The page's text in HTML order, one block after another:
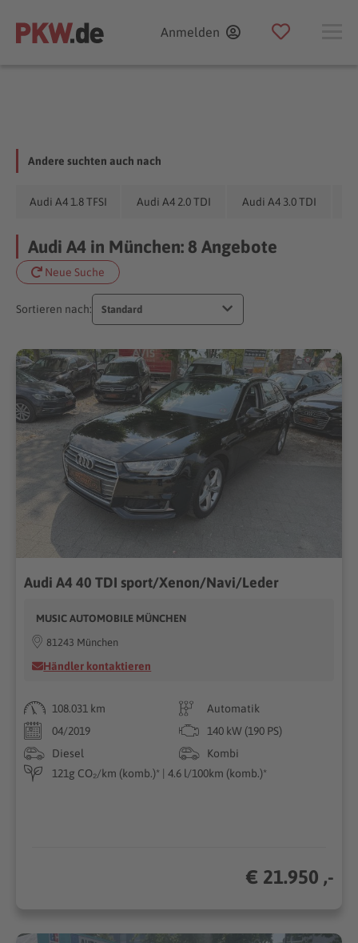
Anmelden
Andere suchten auch nach
Audi A4 1.8 TFSI Audi A4 2.0 TDI Audi A4 3.0 TDI
Audi A4 in München: 8 Angebote
Neue Suche
Sortieren nach: Standard
Audi A4 40 TDI sport/Xenon/Navi/Leder
MUSIC AUTOMOBILE MÜNCHEN
81243 München
Händler kontaktieren
108.031 km
Automatik
04/2019
140 kW (190 PS)
Diesel
Kombi
121g CO₂/km (komb.)* | 4.6 l/100km (komb.)*
€ 21.950 ,-